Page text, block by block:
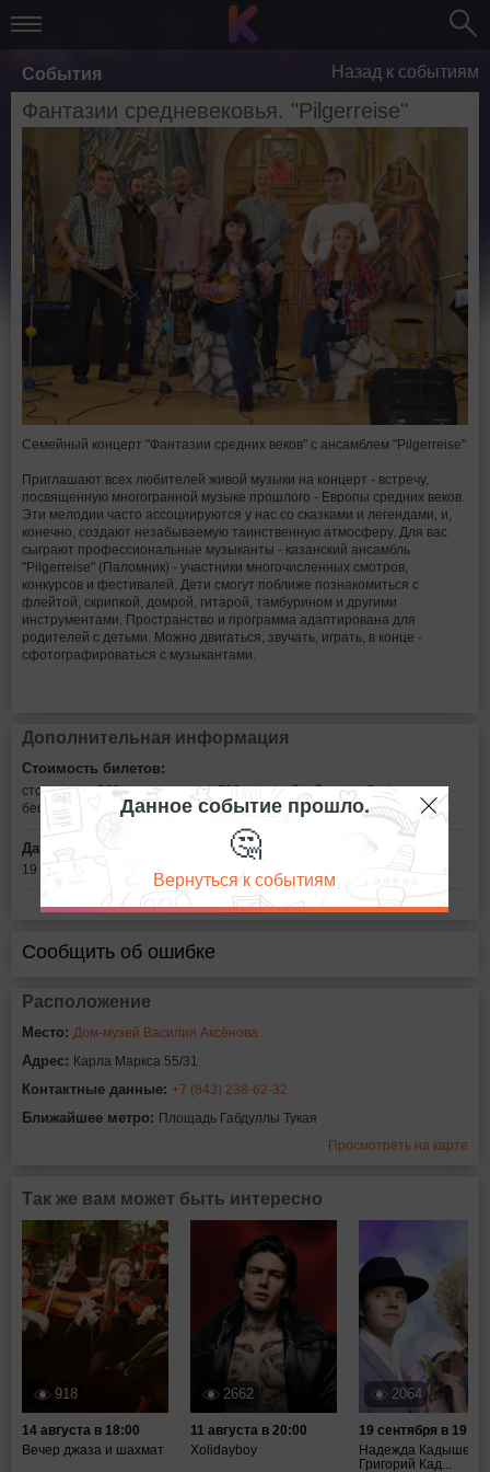
События Назад к событиям
Фантазии средневековья. "Pilgerreise"
Семейный концерт "Фантазии средних веков" с ансамблем "Pilgerreise"
Приглашают всех любителей живой музыки на концерт - встречу,
посвященную многогранной музыке прошлого - Европы средних веков.
Эти мелодии часто ассоциируются у нас со сказками и легендами, и,
конечно, создают незабываемую таинственную атмосферу. Для вас
сыграют профессиональные музыканты - казанский ансамбль
"Pilgerreise" (Паломник) - участники многочисленных смотров,
конкурсов и фестивалей. Дети смогут поближе познакомиться с
флейтой, скрипкой, домрой, гитарой, тамбурином и другими
инструментами. Пространство и программа адаптирована для
родителей с детьми. Можно двигаться, звучать, играть, в конце -
сфотографироваться с музыкантами.
Дополнительная информация
Стоимость билетов:
стоимость - 500р со взрослого, 700 - с семейной пары. Дети
бесплатно.
Дата:
19 ноября в 11:00
Сообщить об ошибке
Расположение
Место: Дом-музей Василия Аксёнова
Адрес: Карла Маркса 55/31
Контактные данные: +7 (843) 238-62-32
Ближайшее метро: Площадь Габдуллы Тукая
Просмотреть на карте
Так же вам может быть интересно
918
14 августа в 18:00
Вечер джаза и шахмат
2662
11 августа в 20:00
Xolidayboy
2064
19 сентября в 19:00
Надежда Кадышева,
Григорий Кад...
Данное событие прошло.
🤔
Вернуться к событиям